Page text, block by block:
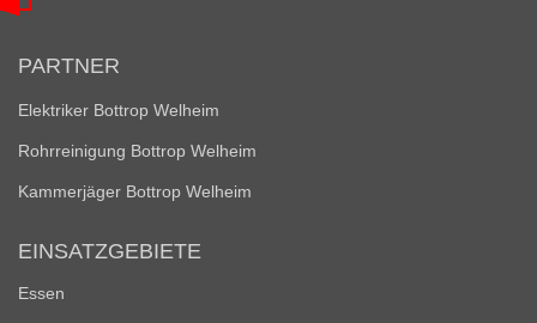
PARTNER
Elektriker Bottrop Welheim
Rohrreinigung Bottrop Welheim
Kammerjäger Bottrop Welheim
EINSATZGEBIETE
Essen